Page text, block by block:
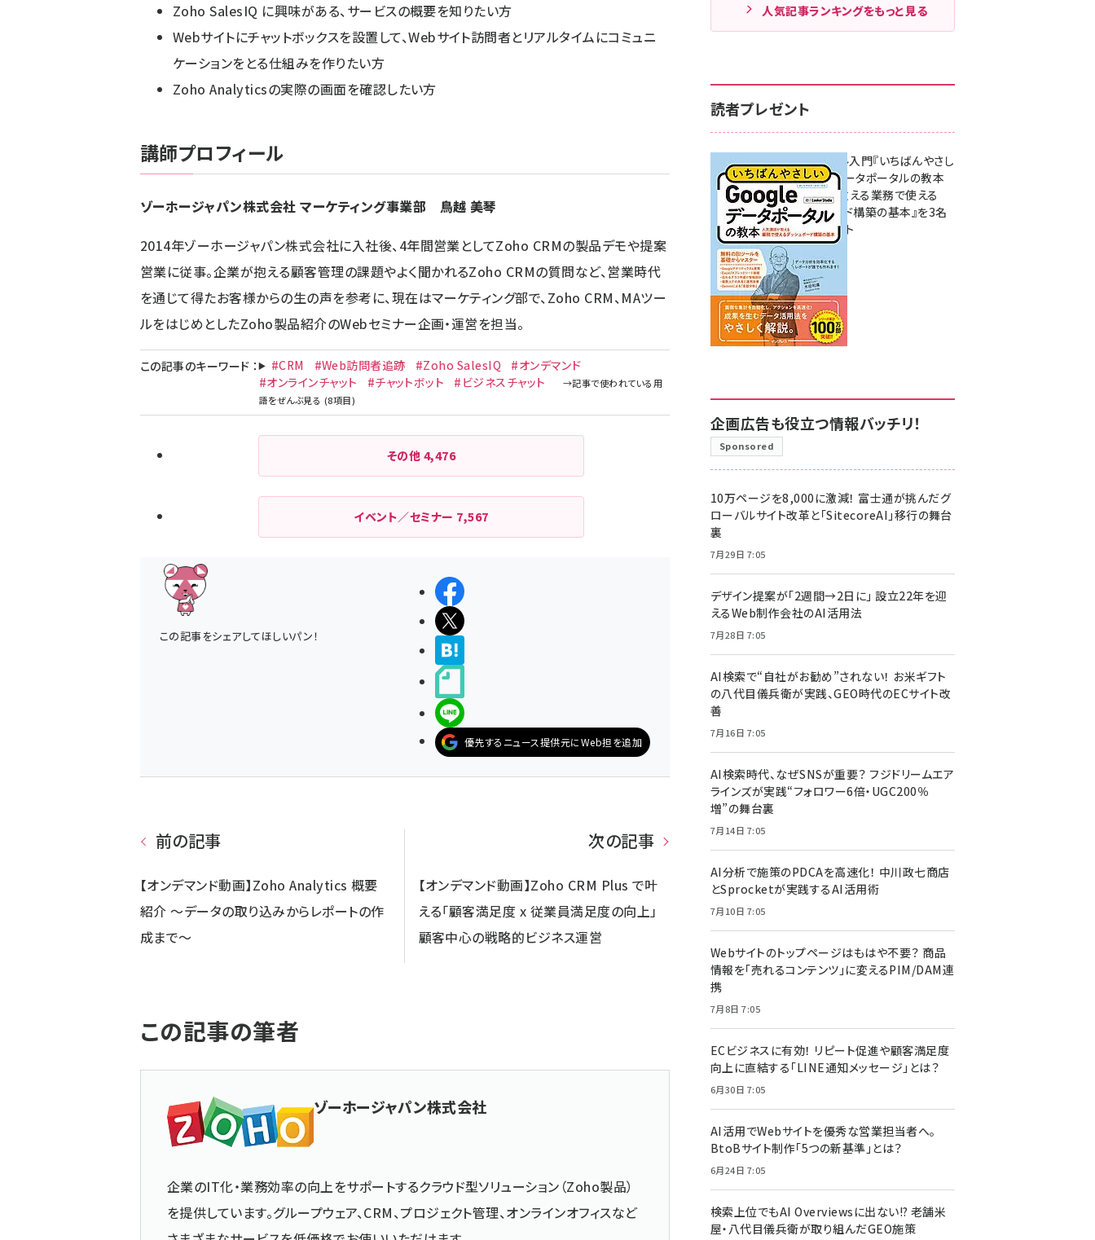
Zoho SalesIQ に興味がある、サービスの概要を知りたい方
Webサイトにチャットボックスを設置して、Webサイト訪問者とリアルタイムにコミュニ
ケーションをとる仕組みを作りたい方
Zoho Analyticsの実際の画面を確認したい方
講師プロフィール
ゾーホージャパン株式会社 マーケティング事業部 鳥越 美琴
2014年ゾーホージャパン株式会社に入社後、4年間営業としてZoho CRMの製品デモや提案
営業に従事。企業が抱える顧客管理の課題やよく聞かれるZoho CRMの質問など、営業時代
を通じて得たお客様からの生の声を参考に、現在はマーケティング部で、Zoho CRM、MAツー
ルをはじめとしたZoho製品紹介のWebセミナー企画・運営を担当。
この記事のキーワード ： #CRM #Web訪問者追跡 #Zoho SalesIQ
#オンデマンド
#オンラインチャット
#チャットボット #ビジネスチャット
その他 4,476
イベント／セミナー 7,567
この記事をシェアしてほしいパン！
シェアする
ポストする
LINEで送る
優先するニュース提供元にWeb担を追加
前の記事
【オンデマンド動画】Zoho Analytics 概要
紹介 〜データの取り込みからレポートの作
成まで〜
次の記事
【オンデマンド動画】Zoho CRM Plus で叶
える「顧客満足度 x 従業員満足度の向上」
顧客中心の戦略的ビジネス運営
この記事の筆者
ゾーホージャパン株式会社
企業のIT化・業務効率の向上をサポートするクラウド型ソリューション（Zoho製品）
を提供しています。グループウェア、CRM、プロジェクト管理、オンラインオフィスなど
人気記事ランキングをもっと見る
読者プレゼント
無料BIツール入門『いちばんやさし
いGoogleデータポータルの教本
人気講師が教える業務で使える
ダッシュボード構築の基本』を3名
様にプレゼント
7月31日 10:00
企画広告も役立つ情報バッチリ！
Sponsored
10万ページを8,000に激減！ 富士通が挑んだグ
ローバルサイト改革と「SitecoreAI」移行の舞台
裏
7月29日 7:05
デザイン提案が「2週間→2日に」 設立22年を迎
えるWeb制作会社のAI活用法
7月28日 7:05
AI検索で“自社がお勧め”されない！ お米ギフト
の八代目儀兵衛が実践、GEO時代のECサイト改
善
7月16日 7:05
AI検索時代、なぜSNSが重要？ フジドリームエア
ラインズが実践“フォロワー6倍・UGC200％
増”の舞台裏
7月14日 7:05
AI分析で施策のPDCAを高速化！ 中川政七商店
とSprocketが実践するAI活用術
7月10日 7:05
Webサイトのトップページはもはや不要？ 商品
情報を「売れるコンテンツ」に変えるPIM/DAM連
携
7月8日 7:05
ECビジネスに有効！ リピート促進や顧客満足度
向上に直結する「LINE通知メッセージ」とは？
6月30日 7:05
AI活用でWebサイトを優秀な営業担当者へ。
BtoBサイト制作「5つの新基準」とは？
6月24日 7:05
検索上位でもAI Overviewsに出ない!? 老舗米
屋・八代目儀兵衛が取り組んだGEO施策